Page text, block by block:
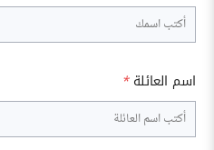
اسم العائلة *